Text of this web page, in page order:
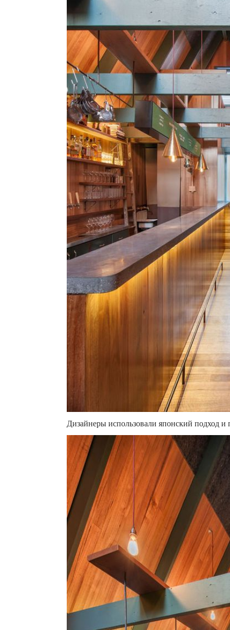
Дизайнеры использовали японский подход и